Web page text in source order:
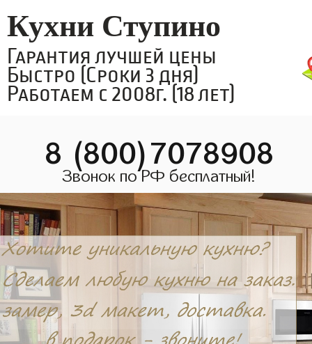
Кухни Ступино
Гарантия лучшей цены
Быстро (Сроки 3 дня)
Работаем с 2008г. (18 лет)
8 (800)7078908
Звонок по РФ бесплатный!